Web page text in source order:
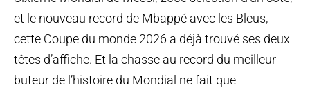
et le nouveau record de Mbappé avec les Bleus,
cette Coupe du monde 2026 a déjà trouvé ses deux
têtes d’affiche. Et la chasse au record du meilleur
buteur de l’histoire du Mondial ne fait que